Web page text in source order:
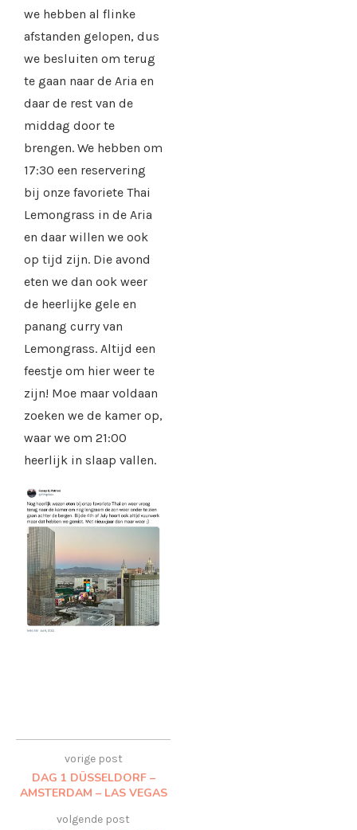
we hebben al flinke
afstanden gelopen, dus
we besluiten om terug
te gaan naar de Aria en
daar de rest van de
middag door te
brengen. We hebben om
17:30 een reservering
bij onze favoriete Thai
Lemongrass in de Aria
en daar willen we ook
op tijd zijn. Die avond
eten we dan ook weer
de heerlijke gele en
panang curry van
Lemongrass. Altijd een
feestje om hier weer te
zijn! Moe maar voldaan
zoeken we de kamer op,
waar we om 21:00
heerlijk in slaap vallen.
vorige post
DAG 1 DÜSSELDORF –
AMSTERDAM – LAS VEGAS
volgende post